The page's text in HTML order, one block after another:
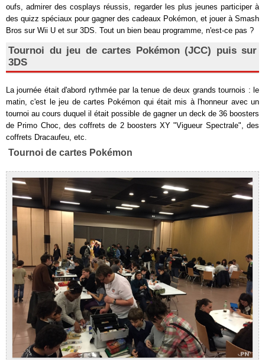
oufs, admirer des cosplays réussis, regarder les plus jeunes participer à
des quizz spéciaux pour gagner des cadeaux Pokémon, et jouer à Smash
Bros sur Wii U et sur 3DS. Tout un bien beau programme, n'est-ce pas ?
Tournoi du jeu de cartes Pokémon (JCC) puis sur
3DS
La journée était d'abord rythmée par la tenue de deux grands tournois : le
matin, c'est le jeu de cartes Pokémon qui était mis à l'honneur avec un
tournoi au cours duquel il était possible de gagner un deck de 36 boosters
de Primo Choc, des coffrets de 2 boosters XY "Vigueur Spectrale", des
coffrets Dracaufeu, etc.
Tournoi de cartes Pokémon